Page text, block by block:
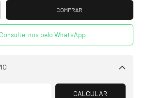
Consulte-nos pelo WhatsApp
Alterar CEP
CALCULAR